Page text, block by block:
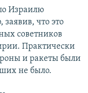
Израилю
что это
советников
Практически
и ракеты были
не было.